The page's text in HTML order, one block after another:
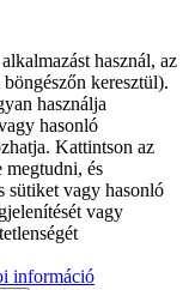
használ, az
keresztül).
használja
hasonló
Kattintson az
megtudni, és
sütiket vagy hasonló
vagy
információ